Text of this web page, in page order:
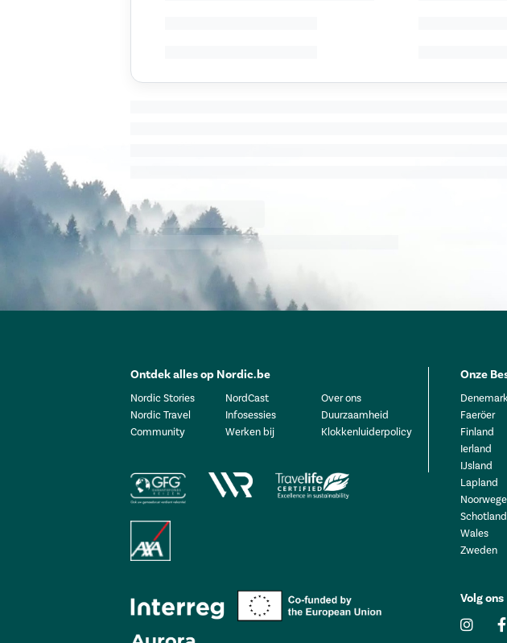
Ontdek alles op Nordic.be
Nordic Stories
Nordic Travel
Community
NordCast
Infosessies
Werken bij
Over ons
Duurzaamheid
Klokkenluiderpolicy
Onze
Faeröer
Finland
Ierland
IJsland
Lapland
Schotland
Wales
Zweden
Volg ons